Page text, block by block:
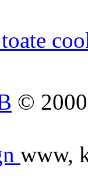
toate
©
www,